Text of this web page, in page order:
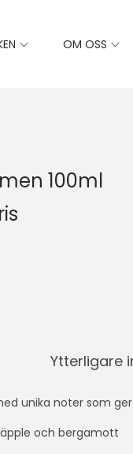
OM OSS
100ml
Ytterligare
unika noter som
och bergamott